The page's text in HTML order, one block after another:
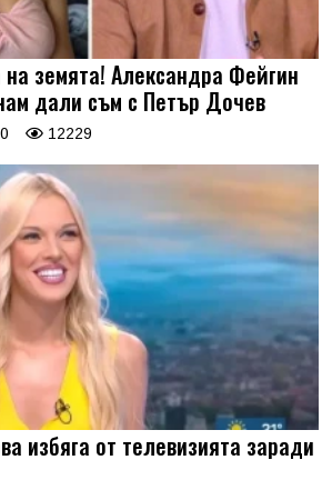
на земята! Александра Фейгин
дали съм с Петър Дочев
0 12229
избяга от телевизията заради